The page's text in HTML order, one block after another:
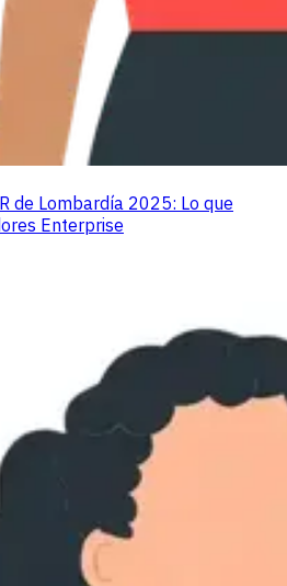
de Lombardía 2025: Lo que
Enterprise